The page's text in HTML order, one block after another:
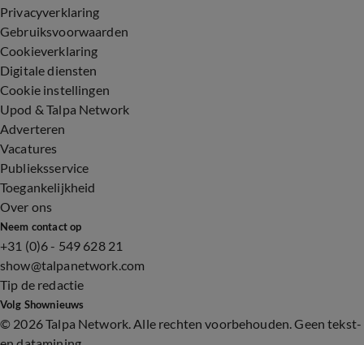
Privacyverklaring
Gebruiksvoorwaarden
Cookieverklaring
Digitale diensten
Cookie instellingen
Upod & Talpa Network
Adverteren
Vacatures
Publieksservice
Toegankelijkheid
Over ons
Neem contact op
+31 (0)6 - 549 628 21
show@talpanetwork.com
Tip de redactie
Volg Shownieuws
© 2026 Talpa Network. Alle rechten voorbehouden. Geen tekst-